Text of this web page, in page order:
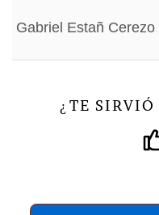
Gabriel Estañ Cerezo
¿ TE SIRVIÓ